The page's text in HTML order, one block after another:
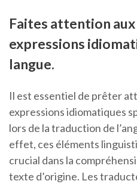
Faites attention aux
expressions
langue.
Il est essentiel de prêter
expressions idiomatiques
lors de la traduction de
effet, ces éléments
crucial dans la
texte d’origine. Les